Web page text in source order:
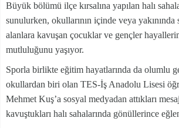
Büyük bölümü ilçe kırsalına yapılan halı
sunulurken, okullarının içinde veya
alanlara kavuşan çocuklar ve gençler
mutluluğunu yaşıyor.
Sporla birlikte eğitim hayatlarında da olumlu
okullardan biri olan TES-İş Anadolu Lisesi
Mehmet Kuş’a sosyal medyadan attıkları
kavuştukları halı sahalarında gönüllerince